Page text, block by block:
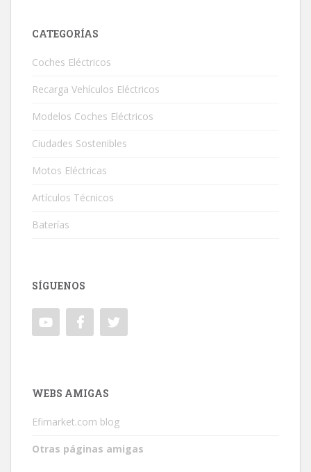
CATEGORÍAS
Coches Eléctricos
Recarga Vehículos Eléctricos
Modelos Coches Eléctricos
Ciudades Sostenibles
Motos Eléctricas
Artículos Técnicos
Baterías
SÍGUENOS
WEBS AMIGAS
Efimarket.com blog
Otras páginas amigas